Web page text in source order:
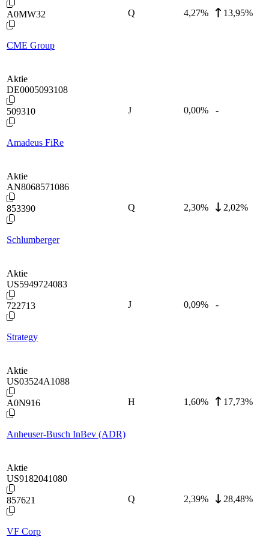
A0MW32
CME Group
Q 4,27% 13,95%
Aktie
DE0005093108
509310
Amadeus FiRe
J 0,00% -
Aktie
AN8068571086
853390
Schlumberger
Q 2,30% 2,02%
Aktie
US5949724083
722713
Strategy
J 0,09% -
Aktie
US03524A1088
A0N916
Anheuser-Busch InBev (ADR)
H 1,60% 17,73%
Aktie
US9182041080
857621
VF Corp
Q 2,39% 28,48%